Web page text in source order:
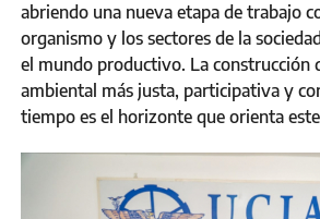
abriendo una nueva etapa de trabajo
organismo y los sectores de la
el mundo productivo. La construcción
ambiental más justa, participativa y
tiempo es el horizonte que orienta